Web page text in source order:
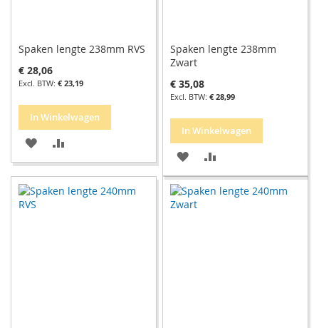
Spaken lengte 238mm RVS
€ 28,06
€ 23,19
In Winkelwagen
VOEG
TOE
AAN
OM
TE
Spaken lengte 238mm
Zwart
€ 35,08
€ 28,99
In Winkelwagen
VOEG
TOE
AAN
OM